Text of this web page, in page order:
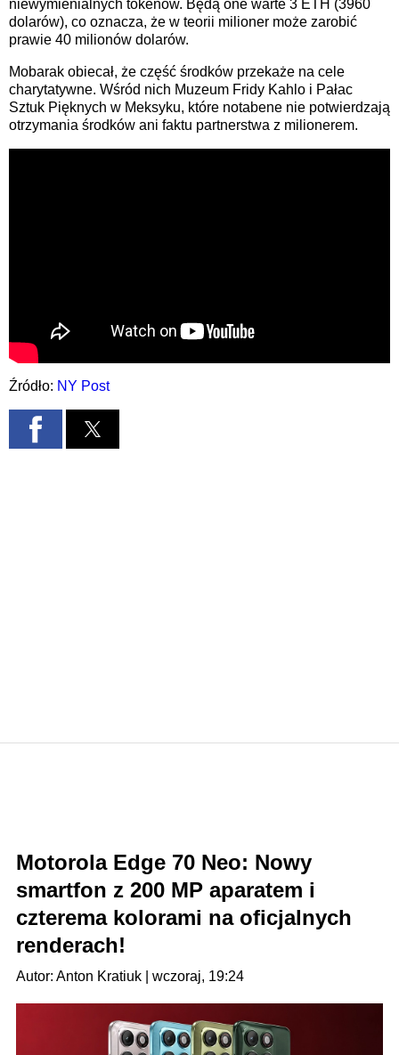
niewymienialnych tokenów. Będą one warte 3 ETH (3960
dolarów), co oznacza, że w teorii milioner może zarobić
prawie 40 milionów dolarów.
Mobarak obiecał, że część środków przekaże na cele
charytatywne. Wśród nich Muzeum Fridy Kahlo i Pałac
Sztuk Pięknych w Meksyku, które notabene nie potwierdzają
otrzymania środków ani faktu partnerstwa z milionerem.
Źródło: NY Post